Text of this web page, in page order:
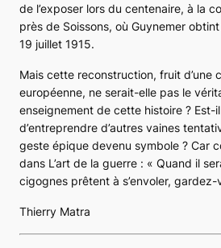
de l’exposer lors du centenaire, à la
près de Soissons, où Guynemer
19 juillet 1915.
Mais cette reconstruction, fruit d’une
européenne, ne serait-elle pas le
enseignement de cette histoire ? Est-
d’entreprendre d’autres vaines
geste épique devenu symbole ? Car
dans L’art de la guerre : « Quand il
cigognes prêtent à s’envoler, gardez-
Thierry Matra